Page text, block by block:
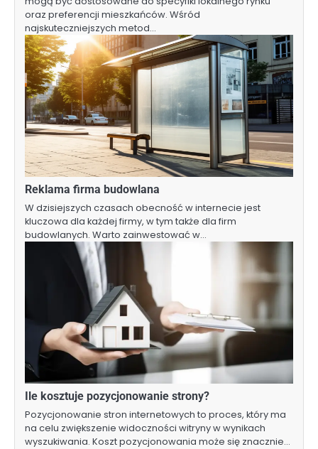
oraz preferencji mieszkańców. Wśród
najskuteczniejszych metod…
Reklama firma budowlana
W dzisiejszych czasach obecność w internecie jest
kluczowa dla każdej firmy, w tym także dla firm
budowlanych. Warto zainwestować w…
Ile kosztuje pozycjonowanie strony?
Pozycjonowanie stron internetowych to proces, który ma
na celu zwiększenie widoczności witryny w wynikach
wyszukiwania. Koszt pozycjonowania może się znacznie…